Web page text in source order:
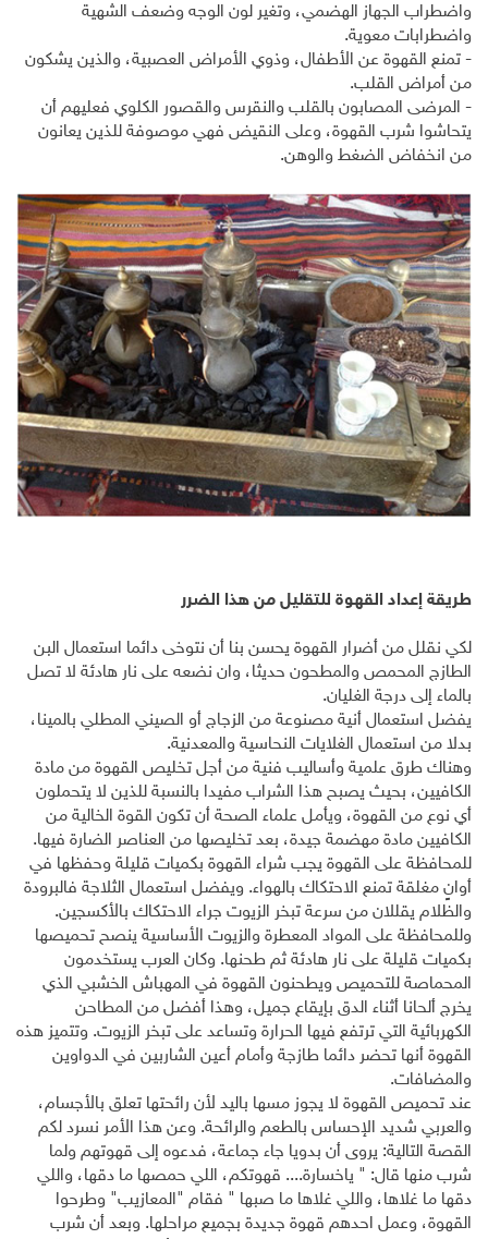
واضطراب الجهاز الهضمي، وتغير لون الوجه وضعف الشهية
واضطرابات معوية.
- تمنع القهوة عن الأطفال، وذوي الأمراض العصبية، والذين يشكون
من أمراض القلب.
- المرضى المصابون بالقلب والنقرس والقصور الكلوي فعليهم أن
يتحاشوا شرب القهوة، وعلى النقيض فهي موصوفة للذين يعانون
من انخفاض الضغط والوهن.
طريقة إعداد القهوة للتقليل من هذا الضرر
لكي نقلل من أضرار القهوة يحسن بنا أن نتوخى دائما استعمال البن
الطازج المحمص والمطحون حديثا، وان نضعه على نار هادئة لا تصل
بالماء إلى درجة الغليان.
يفضل استعمال أنية مصنوعة من الزجاج أو الصيني المطلي بالمينا،
بدلا من استعمال الغلايات النحاسية والمعدنية.
وهناك طرق علمية وأساليب فنية من أجل تخليص القهوة من مادة
الكافيين، بحيث يصبح هذا الشراب مفيدا بالنسبة للذين لا يتحملون
أي نوع من القهوة، ويأمل علماء الصحة أن تكون القوة الخالية من
الكافيين مادة مهضمة جيدة، بعد تخليصها من العناصر الضارة فيها.
للمحافظة على القهوة يجب شراء القهوة بكميات قليلة وحفظها في
أوانٍ مغلقة تمنع الاحتكاك بالهواء. ويفضل استعمال الثلاجة فالبرودة
والظلام يقللان من سرعة تبخر الزيوت جراء الاحتكاك بالأكسجين.
وللمحافظة على المواد المعطرة والزيوت الأساسية ينصح تحميصها
بكميات قليلة على نار هادئة ثم طحنها. وكان العرب يستخدمون
المحماصة للتحميص ويطحنون القهوة في المهباش الخشبي الذي
يخرج ألحانا أثناء الدق بإيقاع جميل، وهذا أفضل من المطاحن
الكهربائية التي ترتفع فيها الحرارة وتساعد على تبخر الزيوت. وتتميز هذه
القهوة أنها تحضر دائما طازجة وأمام أعين الشاربين في الدواوين
والمضافات.
عند تحميص القهوة لا يجوز مسها باليد لأن رائحتها تعلق بالأجسام،
والعربي شديد الإحساس بالطعم والرائحة. وعن هذا الأمر نسرد لكم
القصة التالية: يروى أن بدويا جاء جماعة، فدعوه إلى قهوتهم ولما
شرب منها قال: " ياخسارة.... قهوتكم، اللي حمصها ما دقها، واللي
دقها ما غلاها، واللي غلاها ما صبها " فقام "المعازيب" وطرحوا
القهوة، وعمل احدهم قهوة جديدة بجميع مراحلها. وبعد أن شرب